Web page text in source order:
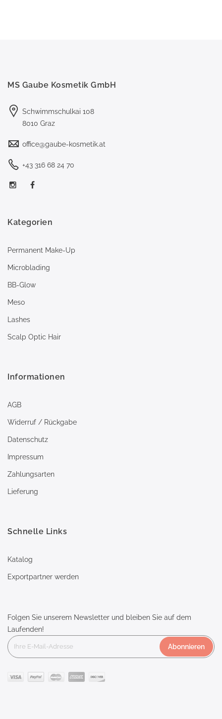
MS Gaube Kosmetik GmbH
Schwimmschulkai 108
8010 Graz
office@gaube-kosmetik.at
+43 316 68 24 70
Kategorien
Permanent Make-Up
Microblading
BB-Glow
Meso
Lashes
Scalp Optic Hair
Informationen
AGB
Widerruf / Rückgabe
Datenschutz
Impressum
Zahlungsarten
Lieferung
Schnelle Links
Katalog
Exportpartner werden
Folgen Sie unserem Newsletter und bleiben Sie auf dem
Laufenden!
Abonnieren